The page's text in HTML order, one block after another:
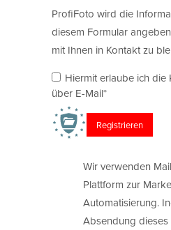
ProfiFoto wird die
diesem Formular
mit Ihnen in Kontakt zu
Hiermit erlaube ich die
über E-Mail*
Wir verwenden
Plattform zur
Automatisierung.
Absendung